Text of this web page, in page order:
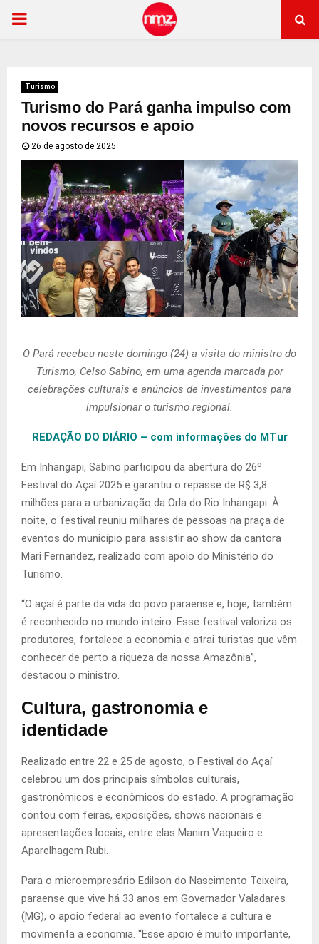
PRIMARY
Turismo
Turismo do Pará ganha impulso com
novos recursos e apoio
26 de agosto de 2025
O Pará recebeu neste domingo (24) a visita do ministro do
Turismo, Celso Sabino, em uma agenda marcada por
celebrações culturais e anúncios de investimentos para
impulsionar o turismo regional.
REDAÇÃO DO DIÁRIO – com informações do MTur
Em Inhangapi, Sabino participou da abertura do 26º
Festival do Açaí 2025 e garantiu o repasse de R$ 3,8
milhões para a urbanização da Orla do Rio Inhangapi. À
noite, o festival reuniu milhares de pessoas na praça de
eventos do município para assistir ao show da cantora
Mari Fernandez, realizado com apoio do Ministério do
Turismo.
“O açaí é parte da vida do povo paraense e, hoje, também
é reconhecido no mundo inteiro. Esse festival valoriza os
produtores, fortalece a economia e atrai turistas que vêm
conhecer de perto a riqueza da nossa Amazônia”,
destacou o ministro.
Cultura, gastronomia e
identidade
Realizado entre 22 e 25 de agosto, o Festival do Açaí
celebrou um dos principais símbolos culturais,
gastronômicos e econômicos do estado. A programação
contou com feiras, exposições, shows nacionais e
apresentações locais, entre elas Manim Vaqueiro e
Aparelhagem Rubi.
Para o microempresário Edilson do Nascimento Teixeira,
paraense que vive há 33 anos em Governador Valadares
(MG), o apoio federal ao evento fortalece a cultura e
movimenta a economia. “Esse apoio é muito importante,